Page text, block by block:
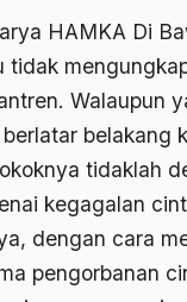
HAMKA Di
tidak
Walaupun
belakang
tidaklah
kegagalan
dengan cara
pengorbanan